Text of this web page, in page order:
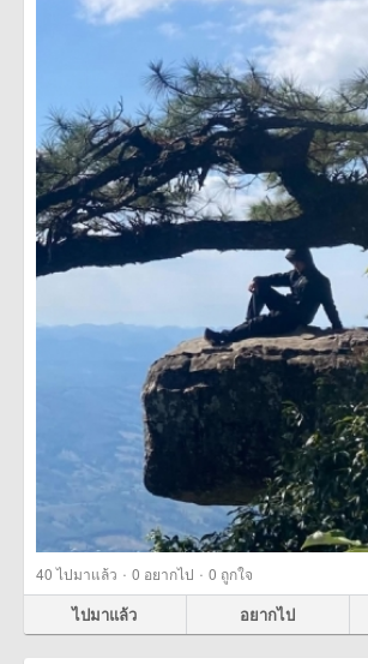
40ไปมาแล้ว · 0 อยากไป · 0 ถูกใจ
ไปมาแล้ว อยากไป